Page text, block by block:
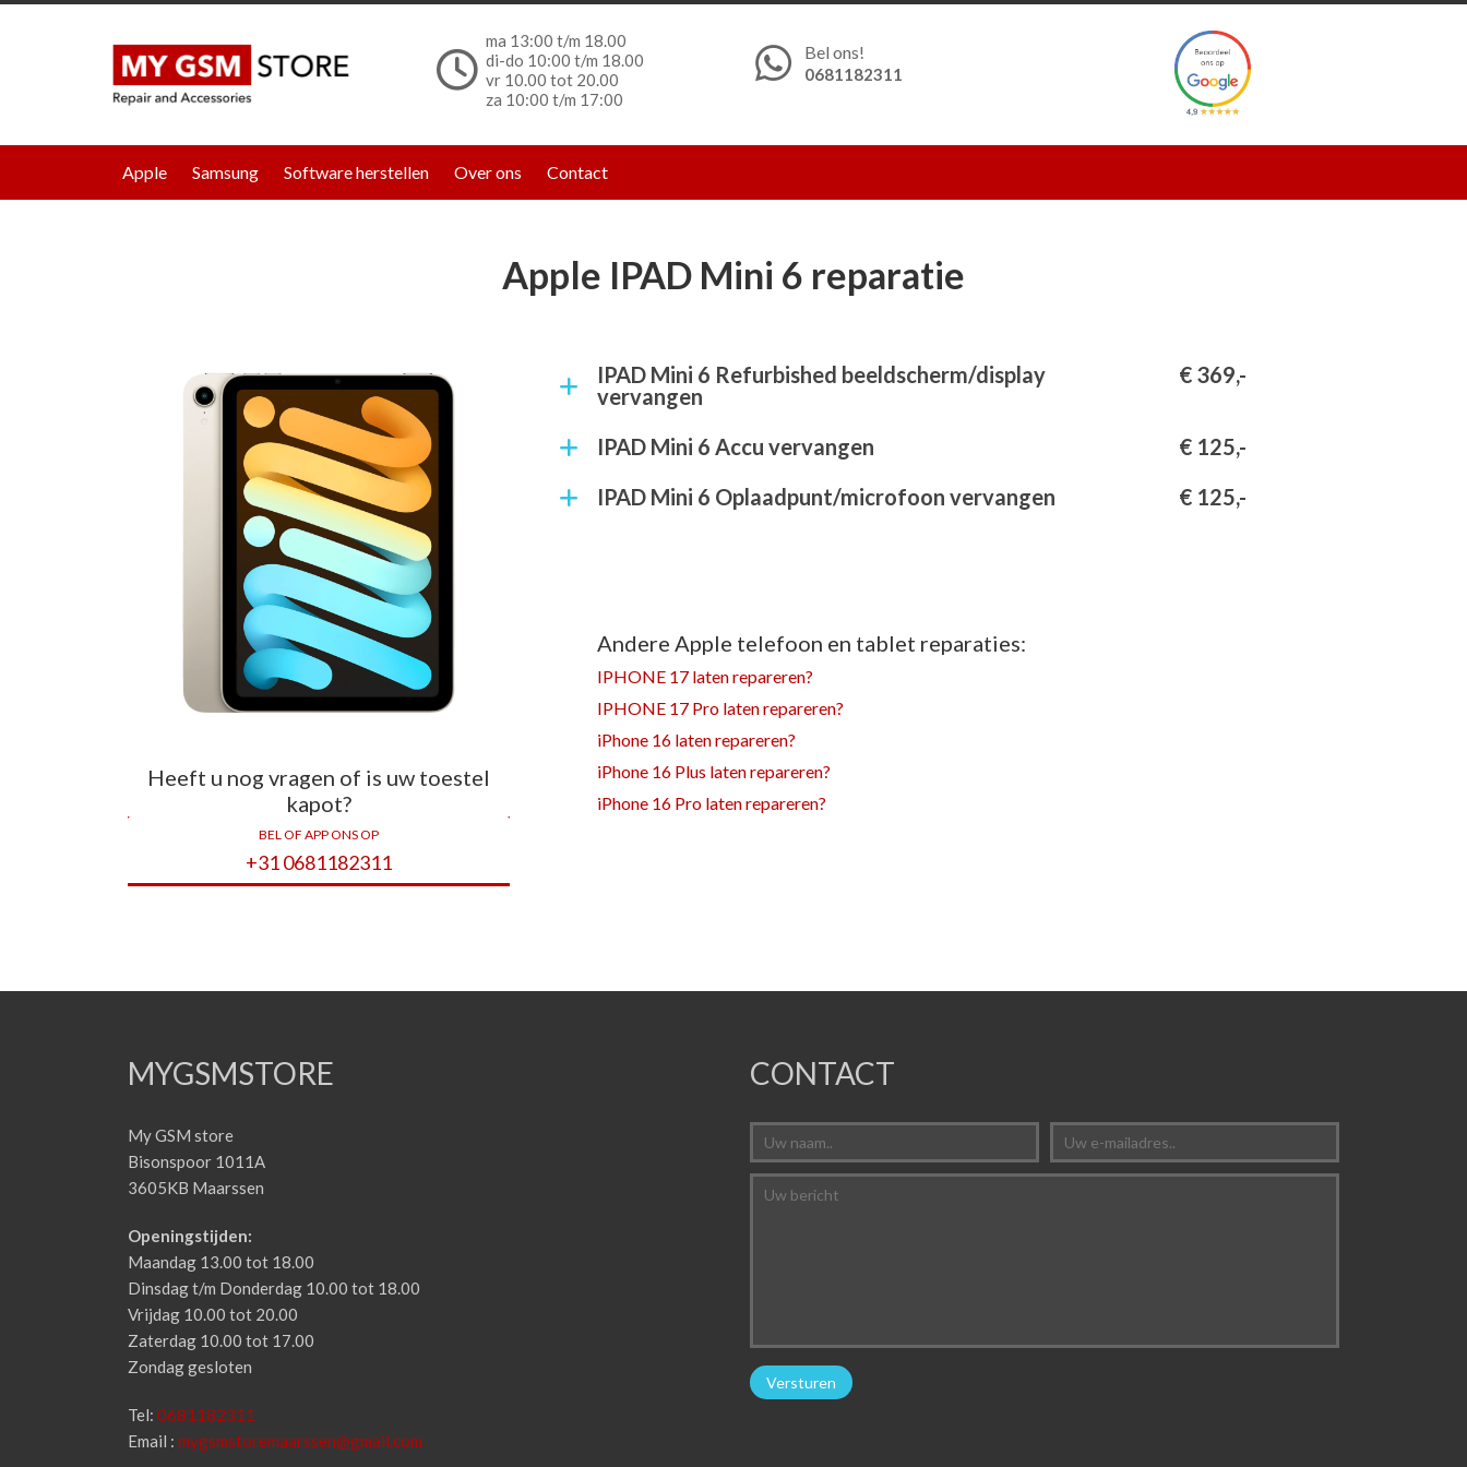
ma 13:00 t/m 18.00
di-do 10:00 t/m 18.00
vr 10.00 tot 20.00
za 10:00 t/m 17:00
Bel ons!
0681182311
Apple Samsung Software herstellen Over ons Contact
Apple IPAD Mini 6 reparatie
Heeft u nog vragen of is uw toestel
kapot?
BEL OF APP ONS OP
+31 0681182311
IPAD Mini 6 Refurbished beeldscherm/display
vervangen
€ 369,-
IPAD Mini 6 Accu vervangen
€ 125,-
IPAD Mini 6 Oplaadpunt/microfoon vervangen
€ 125,-
Andere Apple telefoon en tablet reparaties:
IPHONE 17 laten repareren?
IPHONE 17 Pro laten repareren?
iPhone 16 laten repareren?
iPhone 16 Plus laten repareren?
iPhone 16 Pro laten repareren?
MYGSMSTORE
My GSM store
Bisonspoor 1011A
3605KB Maarssen
Openingstijden:
Maandag 13.00 tot 18.00
Dinsdag t/m Donderdag 10.00 tot 18.00
Vrijdag 10.00 tot 20.00
Zaterdag 10.00 tot 17.00
Zondag gesloten
Tel: 0681182311
Email : mygsmstoremaarssen@gmail.com
CONTACT